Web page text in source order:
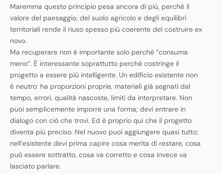
Maremma questo principio pesa ancora di più, perché il
valore del paesaggio, del suolo agricolo e degli equilibri
territoriali rende il riuso spesso più coerente del costruire ex
novo.
Ma recuperare non è importante solo perché “consuma
meno”. È interessante soprattutto perché costringe il
progetto a essere più intelligente. Un edificio esistente non
è neutro: ha proporzioni proprie, materiali già segnati dal
tempo, errori, qualità nascoste, limiti da interpretare. Non
puoi semplicemente imporre una forma; devi entrare in
dialogo con ciò che trovi. Ed è proprio qui che il progetto
diventa più preciso. Nel nuovo puoi aggiungere quasi tutto;
nell’esistente devi prima capire cosa merita di restare, cosa
può essere sottratto, cosa va corretto e cosa invece va
lasciato parlare.